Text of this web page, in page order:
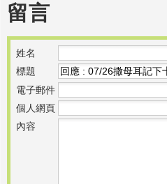
留言
姓名
標題
電子郵件
個人網頁
內容